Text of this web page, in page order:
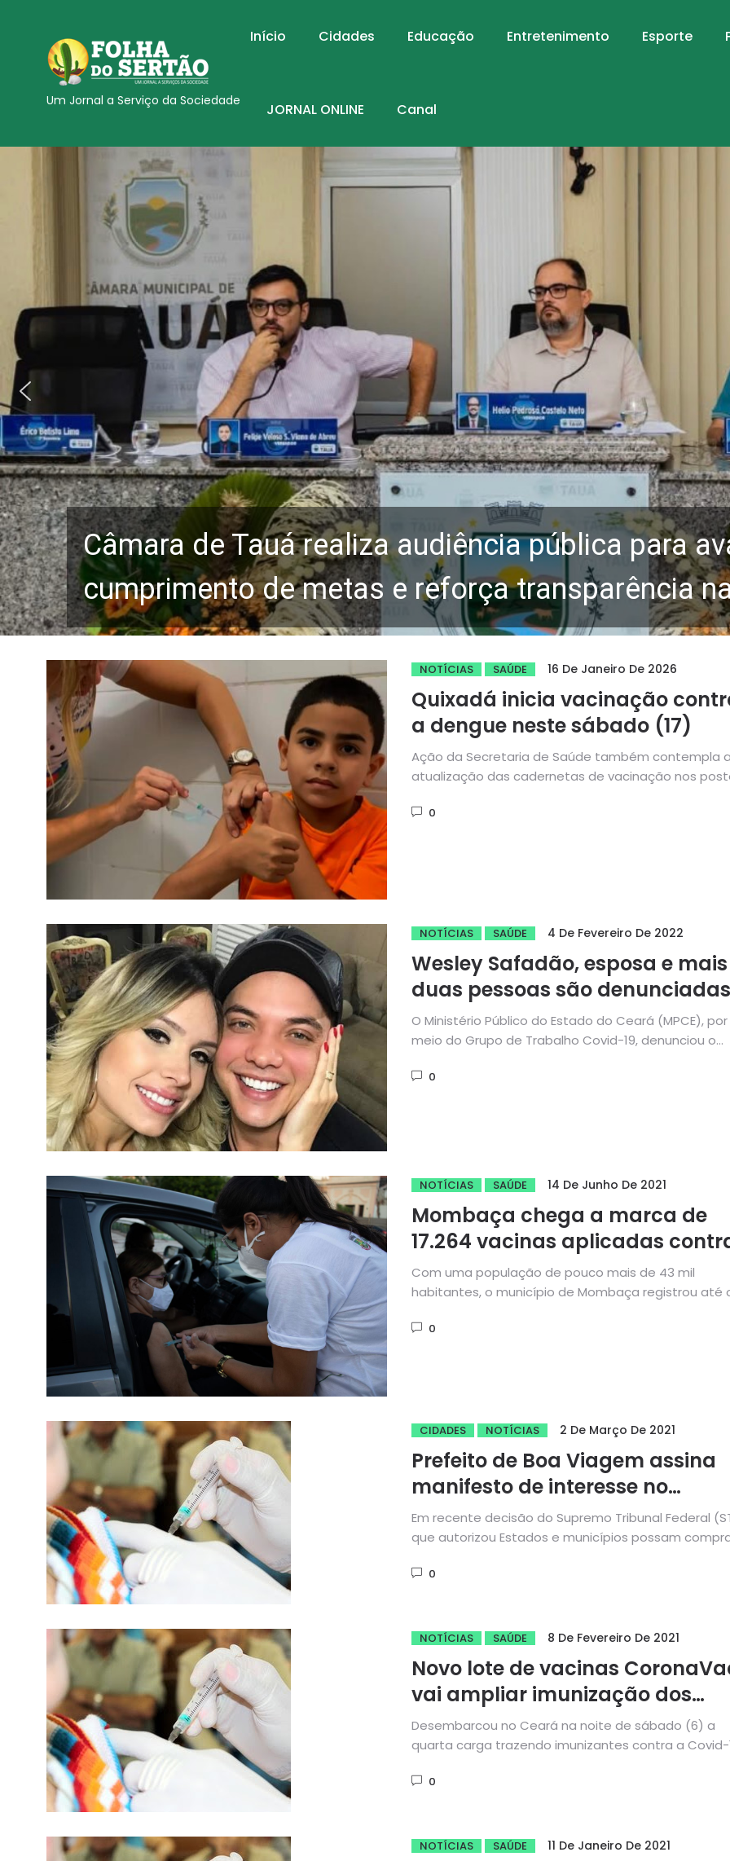
Um Jornal a Serviço da Sociedade
Início Cidades Educação Entretenimento Esporte
JORNAL ONLINE Canal
Câmara de Tauá realiza audiência pública para
cumprimento de metas e reforça transparência
NOTÍCIAS SAÚDE 16 De Janeiro De 2026
Quixadá inicia vacinação
a dengue neste sábado (17)
Ação da Secretaria de Saúde também contempla a
atualização das cadernetas de vacinação nos
0
NOTÍCIAS SAÚDE 4 De Fevereiro De 2022
Wesley Safadão, esposa e mais
duas pessoas são denunciadas
pelo MP em investigação sobre
fura-fila da vacina contra Covid
O Ministério Público do Estado do Ceará (MPCE), por
meio do Grupo de Trabalho Covid-19, denunciou o
0
NOTÍCIAS SAÚDE 14 De Junho De 2021
Mombaça chega a marca de
17.264 vacinas aplicadas
covid-19
Com uma população de pouco mais de 43 mil
habitantes, o município de Mombaça registrou até
0
CIDADES NOTÍCIAS 2 De Março De 2021
Prefeito de Boa Viagem assina
manifesto de interesse no
consórcio público para compra
de vacinas
Em recente decisão do Supremo Tribunal Federal
que autorizou Estados e municípios possam
0
NOTÍCIAS SAÚDE 8 De Fevereiro De 2021
Novo lote de vacinas
vai ampliar imunização dos
profissionais de saúde
Desembarcou no Ceará na noite de sábado (6) a
quarta carga trazendo imunizantes contra a Covid-
0
NOTÍCIAS SAÚDE 11 De Janeiro De 2021